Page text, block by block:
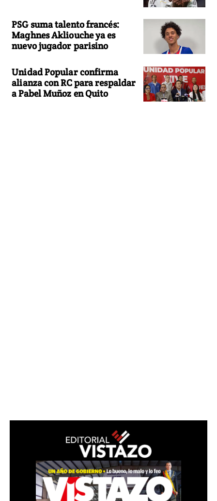
PSG suma talento francés:
Maghnes Akliouche ya es
nuevo jugador parisino
Unidad Popular confirma
alianza con RC para respaldar
a Pabel Muñoz en Quito